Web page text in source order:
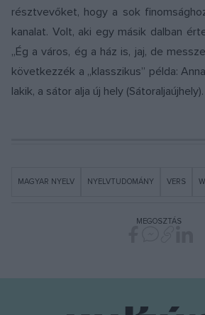
résztvevőket, hogy a sok
kanalat. Volt, aki egy másik dalban
„Ég a város, ég a ház is, jaj, de
következzék a „klasszikus” példa:
lakik, a sátor alja új hely (Sátoraljaújhely).
MAGYAR NYELV NYELVTUDOMÁNY VERS
MEGOSZTÁS